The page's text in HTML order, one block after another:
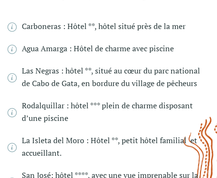
Carboneras : Hôtel **, hôtel situé près de la mer
Agua Amarga : Hôtel de charme avec piscine
Las Negras : hôtel **, situé au cœur du parc national
de Cabo de Gata, en bordure du village de pêcheurs
Rodalquillar : hôtel *** plein de charme disposant
d’une piscine
La Isleta del Moro : Hôtel **, petit hôtel familial et
accueillant.
San José: hôtel ****, avec une vue imprenable sur la